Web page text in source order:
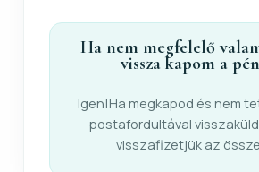
Ha nem megfelelő
vissza kapom a
Igen!Ha megkapod és nem
postafordultával
visszafizetjük az